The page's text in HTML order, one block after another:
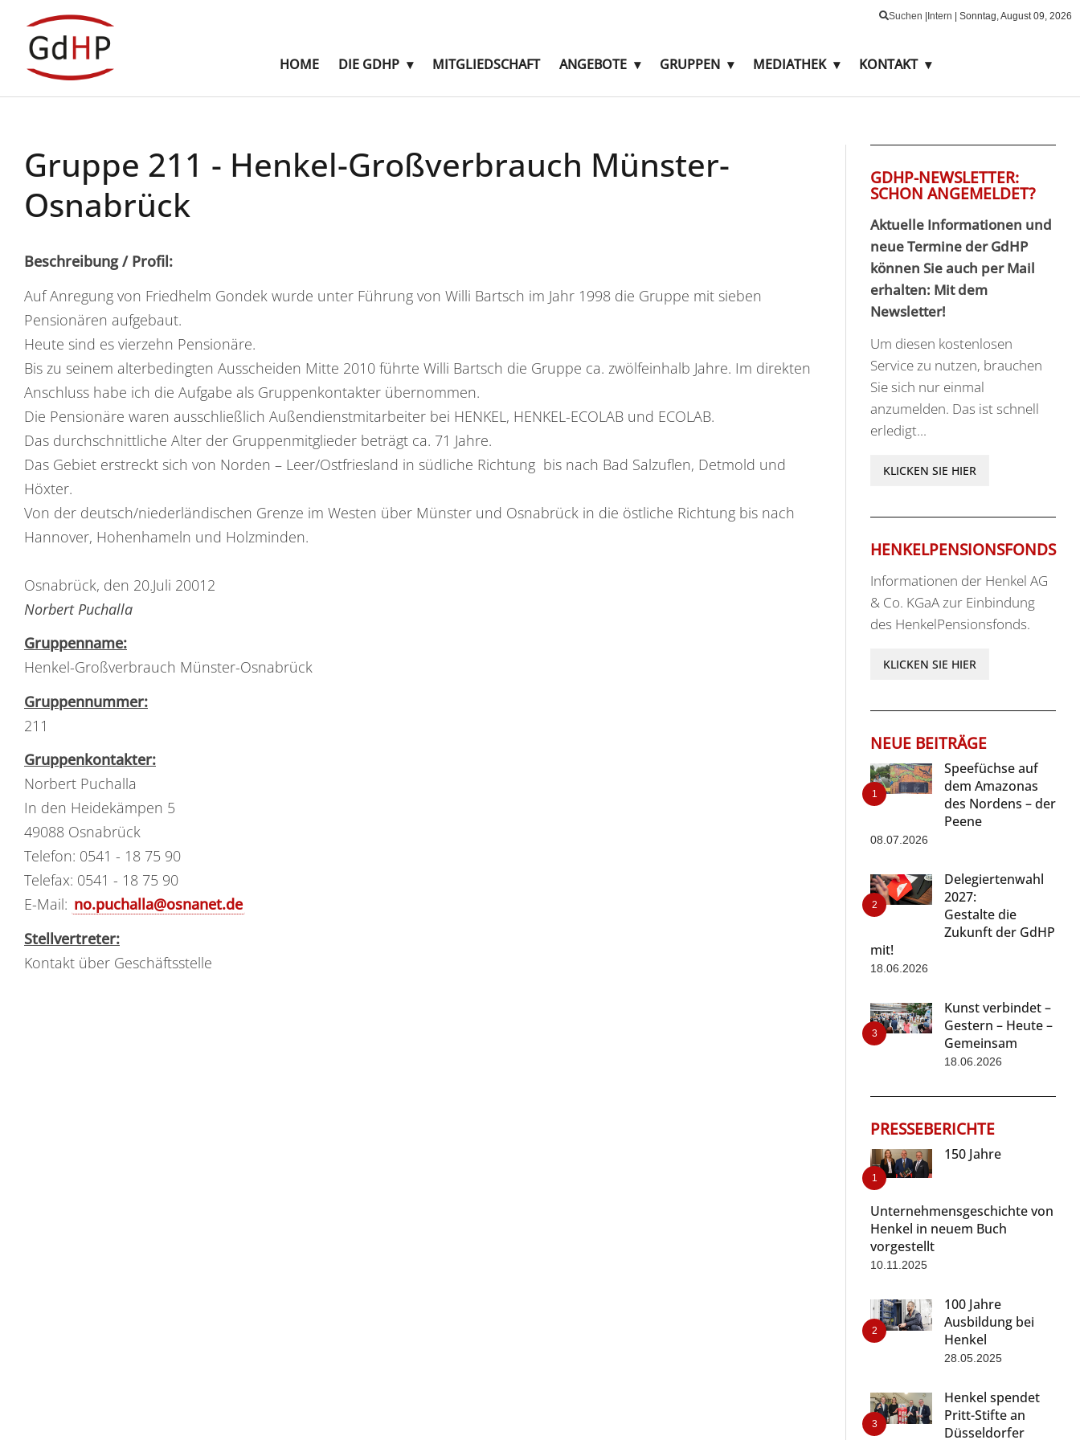
Suchen Intern Sonntag,August09, 2026
HOME DIE GDHP MITGLIEDSCHAFT ANGEBOTE GRUPPEN MEDIATHEK KONTAKT
Gruppe 211 - Henkel-Großverbrauch Münster-
Osnabrück
Beschreibung / Profil:
Auf Anregung von Friedhelm Gondek wurde unter Führung von Willi Bartsch im Jahr 1998 die Gruppe mit sieben
Pensionären aufgebaut.
Heute sind es vierzehn Pensionäre.
Bis zu seinem alterbedingten Ausscheiden Mitte 2010 führte Willi Bartsch die Gruppe ca. zwölfeinhalb Jahre. Im direkten
Anschluss habe ich die Aufgabe als Gruppenkontakter übernommen.
Die Pensionäre waren ausschließlich Außendienstmitarbeiter bei HENKEL, HENKEL-ECOLAB und ECOLAB.
Das durchschnittliche Alter der Gruppenmitglieder beträgt ca. 71 Jahre.
Das Gebiet erstreckt sich von Norden – Leer/Ostfriesland in südliche Richtung bis nach Bad Salzuflen, Detmold und
Höxter.
Von der deutsch/niederländischen Grenze im Westen über Münster und Osnabrück in die östliche Richtung bis nach
Hannover, Hohenhameln und Holzminden.
Osnabrück, den 20.Juli 20012
Norbert Puchalla
Gruppenname:
Henkel-Großverbrauch Münster-Osnabrück
Gruppennummer:
211
Gruppenkontakter:
Norbert Puchalla
In den Heidekämpen 5
49088 Osnabrück
Telefon: 0541 - 18 75 90
Telefax: 0541 - 18 75 90
E-Mail: no.puchalla@osnanet.de
Stellvertreter:
Kontakt über Geschäftsstelle
GDHP-NEWSLETTER:
SCHON ANGEMELDET?
Aktuelle Informationen und
neue Termine der GdHP
können Sie auch per Mail
erhalten: Mit dem
Newsletter!
Um diesen kostenlosen
Service zu nutzen, brauchen
Sie sich nur einmal
anzumelden. Das ist schnell
erledigt...
KLICKEN SIE HIER
HENKELPENSIONSFONDS
Informationen der Henkel AG
& Co. KGaA zur Einbindung
des HenkelPensionsfonds.
KLICKEN SIE HIER
NEUE BEITRÄGE
Speefüchse auf
dem Amazonas
des Nordens – der
Peene
08.07.2026
Delegiertenwahl
2027:
Gestalte die
Zukunft der GdHP
mit!
18.06.2026
Kunst verbindet –
Gestern – Heute –
Gemeinsam
18.06.2026
PRESSEBERICHTE
150 Jahre
Unternehmensgeschichte von
Henkel in neuem Buch
vorgestellt
10.11.2025
100 Jahre
Ausbildung bei
Henkel
28.05.2025
Henkel spendet
Pritt-Stifte an
Düsseldorfer